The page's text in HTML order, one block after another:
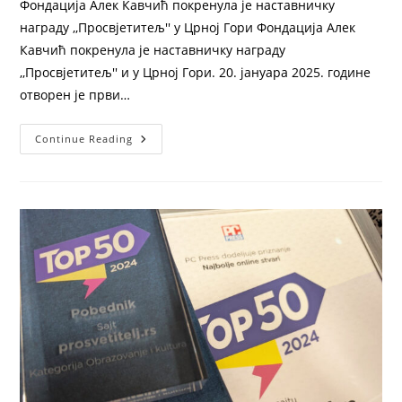
Фондација Алек Кавчић покренула је наставничку
награду ,,Просвјетитељ'' у Црној Гори Фондација Алек
Кавчић покренула је наставничку награду
,,Просвјетитељ'' и у Црној Гори. 20. јануара 2025. године
отворен је први…
Continue Reading